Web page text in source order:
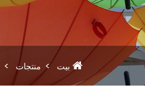
بيت منتجات